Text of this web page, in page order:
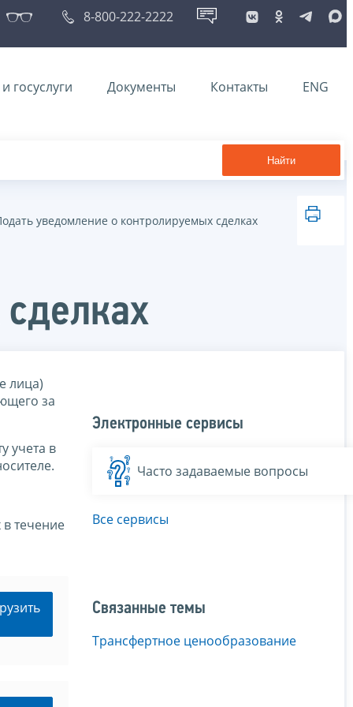
8-800-222-2222
госуслуги Документы Контакты ENG
Найти
уведомление о контролируемых сделках
лица)
за
учета в
течение
Электронные сервисы
Часто задаваемые вопросы
Все сервисы
Связанные темы
Трансфертное ценообразование